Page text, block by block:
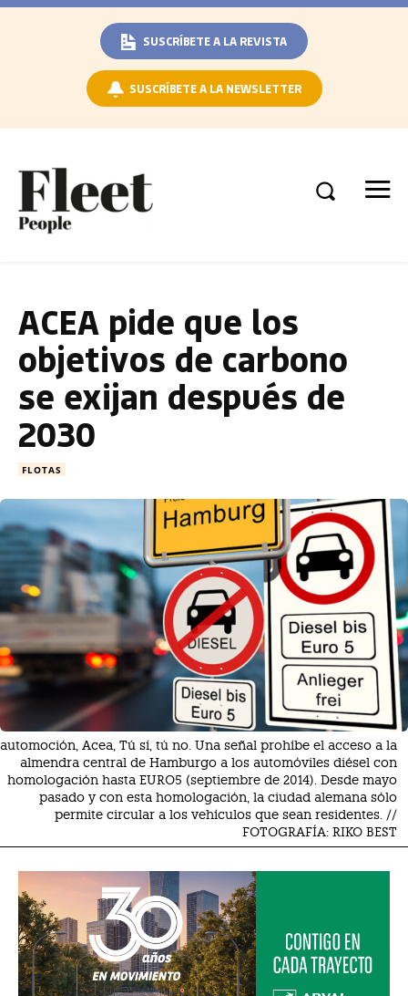
SUSCRÍBETE A LA REVISTA
SUSCRÍBETE A LA NEWSLETTER
ACEA pide que los
objetivos de carbono
se exijan después de
2030
FLOTAS
automoción, Acea, Tú sí, tú no. Una señal prohíbe el acceso a la
almendra central de Hamburgo a los automóviles diésel con
homologación hasta EURO5 (septiembre de 2014). Desde mayo
pasado y con esta homologación, la ciudad alemana sólo
permite circular a los vehículos que sean residentes. //
FOTOGRAFÍA: RIKO BEST